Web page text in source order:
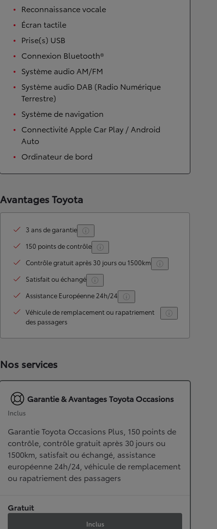
Reconnaissance vocale
Écran tactile
Prise(s) USB
Connexion Bluetooth®
Système audio AM/FM
Système audio DAB (Radio Numérique
Terrestre)
Système de navigation
Connectivité Apple Car Play / Android
Auto
Ordinateur de bord
Avantages Toyota
3 ans de garantie
150 points de contrôle
Contrôle gratuit après 30 jours ou 1500km
Satisfait ou échangé
Assistance Européenne 24h/24
Véhicule de remplacement ou rapatriement
des passagers
Nos services
Garantie & Avantages Toyota Occasions
Inclus
Garantie Toyota Occasions Plus, 150 points de
contrôle, contrôle gratuit après 30 jours ou
1500km, satisfait ou échangé, assistance
européenne 24h/24, véhicule de remplacement
ou rapatriement des passagers
Gratuit
Inclus